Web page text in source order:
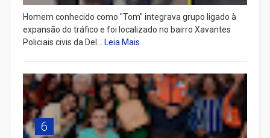
Homem conhecido como "Tom" integrava grupo ligado à
expansão do tráfico e foi localizado no bairro Xavantes
Policiais civis da Del... Leia Mais
6